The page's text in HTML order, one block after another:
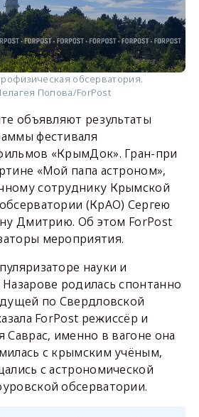
обсерватория.
Попова/ForPost
объявляют результаты
фестиваля
«КрымДок». Гран-при
«Мой папа астроном»,
сотруднику Крымской
(КрАО) Сергею
Дмитрию. Об этом ForPost
мероприятия.
науки и
родилась спонтанно
по Свердловской
ForPost режиссёр и
Саврас, именно в вагоне она
с крымским учёным,
с астрономической
обсерватории.